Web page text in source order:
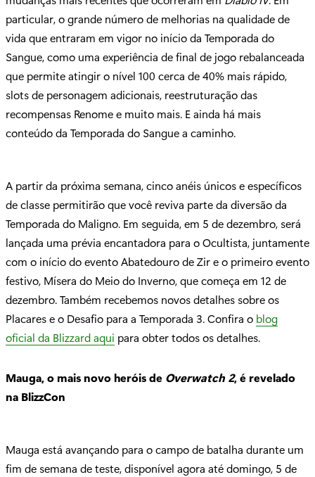
particular, o grande número de melhorias na qualidade de
vida que entraram em vigor no início da Temporada do
Sangue, como uma experiência de final de jogo rebalanceada
que permite atingir o nível 100 cerca de 40% mais rápido,
slots de personagem adicionais, reestruturação das
recompensas Renome e muito mais. E ainda há mais
conteúdo da Temporada do Sangue a caminho.
A partir da próxima semana, cinco anéis únicos e específicos
de classe permitirão que você reviva parte da diversão da
Temporada do Maligno. Em seguida, em 5 de dezembro, será
lançada uma prévia encantadora para o Ocultista, juntamente
com o início do evento Abatedouro de Zir e o primeiro evento
festivo, Mísera do Meio do Inverno, que começa em 12 de
dezembro. Também recebemos novos detalhes sobre os
Placares e o Desafio para a Temporada 3. Confira o blog
oficial da Blizzard aqui para obter todos os detalhes.
Mauga, o mais novo heróis de Overwatch 2, é revelado
na BlizzCon
Mauga está avançando para o campo de batalha durante um
fim de semana de teste, disponível agora até domingo, 5 de